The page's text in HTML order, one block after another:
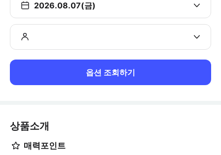
2026.08.07(금)
옵션 조회하기
상품소개
매력포인트